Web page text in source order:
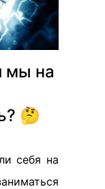
мы на
🤔
себя на